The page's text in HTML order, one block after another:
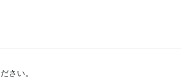
さい。